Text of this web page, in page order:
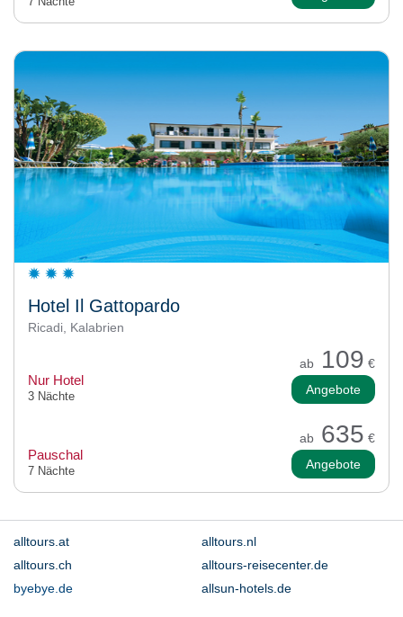
Hotel Il Gattopardo
Ricadi, Kalabrien
ab 109 €
Nur Hotel
3 Nächte Angebote
ab 635 €
Pauschal
7 Nächte Angebote
alltours.at
alltours.nl
alltours.ch
alltours-reisecenter.de
byebye.de
allsun-hotels.de